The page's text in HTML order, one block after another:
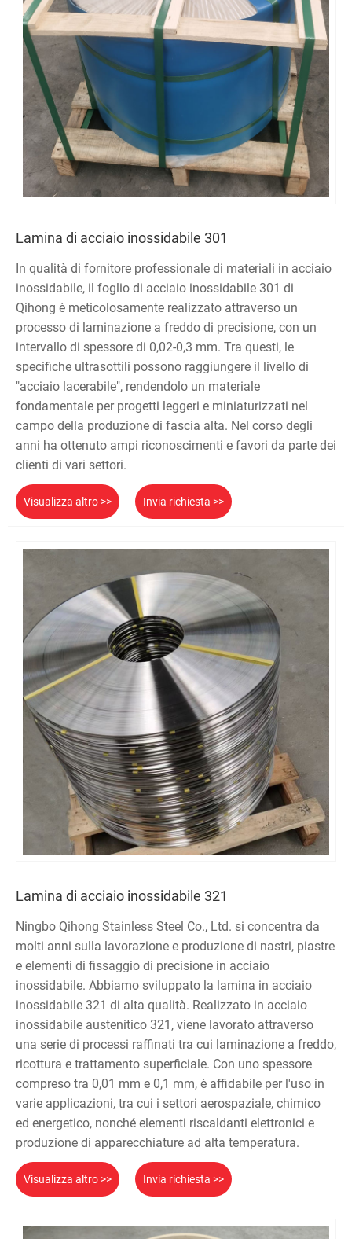
Lamina di acciaio inossidabile 301
In qualità di fornitore professionale di materiali in acciaio
inossidabile, il foglio di acciaio inossidabile 301 di
Qihong è meticolosamente realizzato attraverso un
processo di laminazione a freddo di precisione, con un
intervallo di spessore di 0,02-0,3 mm. Tra questi, le
specifiche ultrasottili possono raggiungere il livello di
"acciaio lacerabile", rendendolo un materiale
fondamentale per progetti leggeri e miniaturizzati nel
campo della produzione di fascia alta. Nel corso degli
anni ha ottenuto ampi riconoscimenti e favori da parte dei
clienti di vari settori.
Visualizza altro >> Invia richiesta >>
Lamina di acciaio inossidabile 321
Ningbo Qihong Stainless Steel Co., Ltd. si concentra da
molti anni sulla lavorazione e produzione di nastri, piastre
e elementi di fissaggio di precisione in acciaio
inossidabile. Abbiamo sviluppato la lamina in acciaio
inossidabile 321 di alta qualità. Realizzato in acciaio
inossidabile austenitico 321, viene lavorato attraverso
una serie di processi raffinati tra cui laminazione a freddo,
ricottura e trattamento superficiale. Con uno spessore
compreso tra 0,01 mm e 0,1 mm, è affidabile per l'uso in
varie applicazioni, tra cui i settori aerospaziale, chimico
ed energetico, nonché elementi riscaldanti elettronici e
produzione di apparecchiature ad alta temperatura.
Visualizza altro >> Invia richiesta >>